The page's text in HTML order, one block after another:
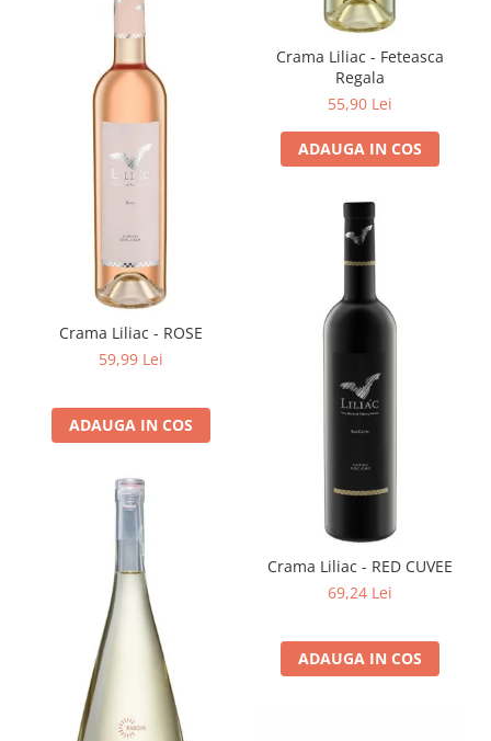
Crama Liliac - Feteasca
Regala
55,90 Lei
ADAUGA IN COS
Crama Liliac - ROSE
59,99 Lei
ADAUGA IN COS
Crama Liliac - RED CUVEE
69,24 Lei
ADAUGA IN COS